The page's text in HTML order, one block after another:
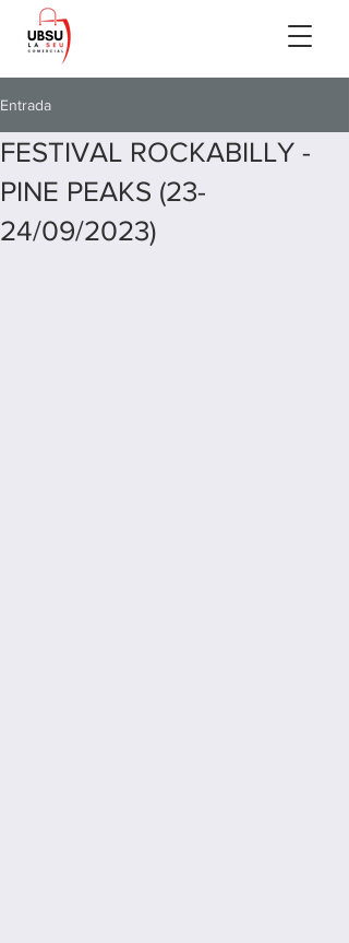
Entrada
FESTIVAL ROCKABILLY -
PINE PEAKS (23-
24/09/2023)